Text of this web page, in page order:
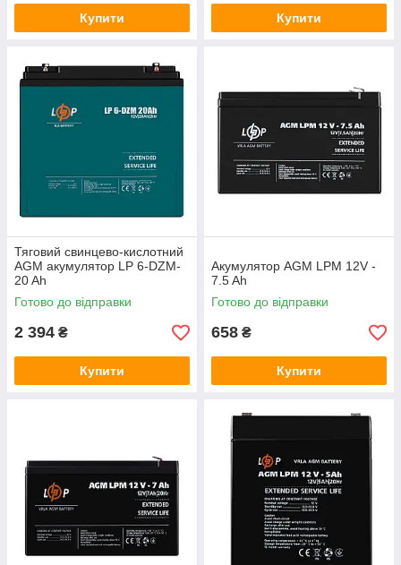
Купити Купити
Тяговий свинцево-кислотний
AGM акумулятор LP 6-DZM-
20 Ah
Готово до відправки
2 394 ₴
Купити
Акумулятор AGM LPM 12V -
7.5 Ah
Готово до відправки
658 ₴
Купити